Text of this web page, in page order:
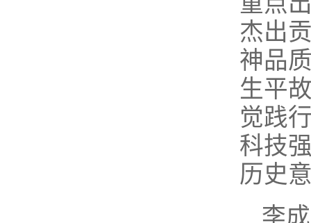
杰出
神品
生平
觉践
科技
历史
李